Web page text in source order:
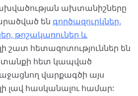
ախտանիշները
են գործազուրկներ,
թոշակառուներ և
շատ հետազոտություններ են
հետ կապված
վարքագծի այս
լավ հասկանալու համար: